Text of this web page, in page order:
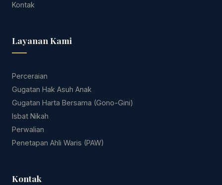
Kontak
Layanan Kami
Perceraian
Gugatan Hak Asuh Anak
Gugatan Harta Bersama (Gono-Gini)
Isbat Nikah
Perwalian
Penetapan Ahli Waris (PAW)
Kontak